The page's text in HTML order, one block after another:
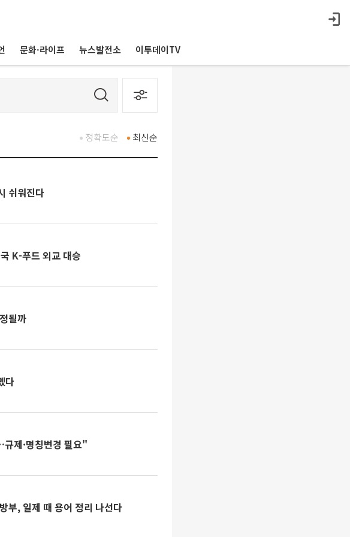
문화·라이프 뉴스발전소 이투데이TV
최신순
정확도순
쉬워진다
K-푸드 외교 대승
될까
다
제·명칭변경 필요"
, 일제 때 용어 정리 나선다